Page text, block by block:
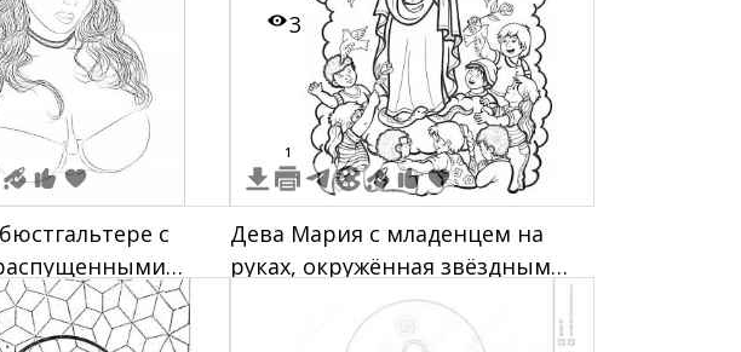
с
ореолом
3
1
Дева Мария с младенцем на
руках, окружённая звёздным
ореолом и голубями, дети
играют вокруг